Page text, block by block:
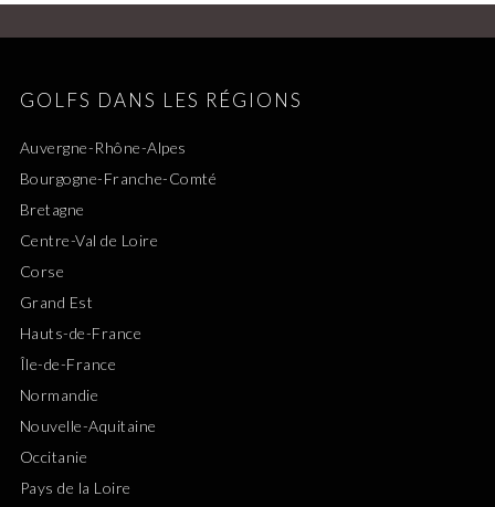
GOLFS DANS LES RÉGIONS
Auvergne-Rhône-Alpes
Bourgogne-Franche-Comté
Bretagne
Centre-Val de Loire
Corse
Grand Est
Hauts-de-France
Île-de-France
Normandie
Nouvelle-Aquitaine
Occitanie
Pays de la Loire